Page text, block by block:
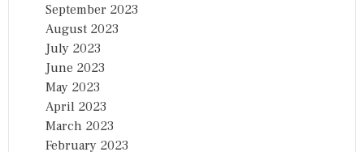
September 2023
August 2023
July 2023
June 2023
May 2023
April 2023
March 2023
February 2023